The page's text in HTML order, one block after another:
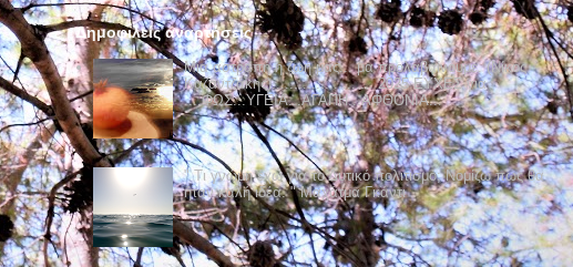
Δημοφιλείς αναρτήσεις
Μια αστραπή η ζωή μας... μα προλαβαίνουμε. (Νίκος
Καζαντζάκης)....................... 2025 ΕΥΧΕΣ για
....ΦΩΣ...ΥΓΕΙΑ...ΑΓΑΠΗ...ΑΦΘΟΝΙΑ...
" Τι γνώμη έχω για το Δυτικό πολιτισμό; Νομίζω πως θα
ήταν καλή ιδέα. " Μαχάτμα Γκάντι